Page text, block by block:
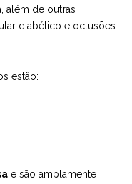
além de outras
diabético e oclusões
estão:
e são amplamente